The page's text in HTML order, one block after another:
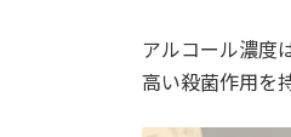
アルコール濃度
高い殺菌作用を